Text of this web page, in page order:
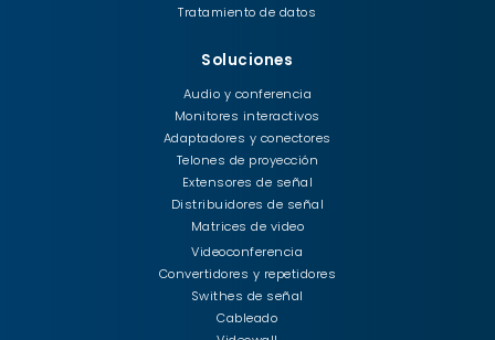
Tratamiento de datos
Soluciones
Audio y conferencia
Monitores interactivos
Adaptadores y conectores
Telones de proyección
Extensores de señal
Distribuidores de señal
Matrices de video
Videoconferencia
Convertidores y repetidores
Swithes de señal
Cableado